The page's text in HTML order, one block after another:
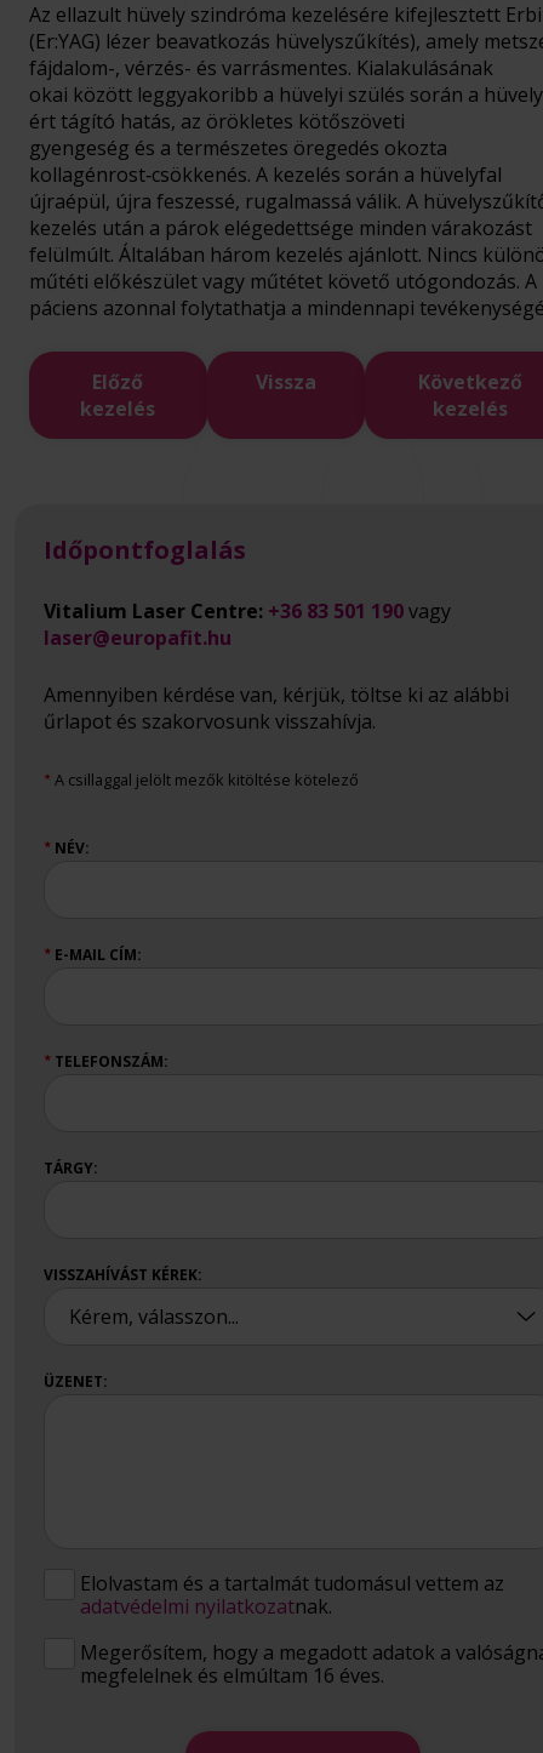
Az ellazult hüvely szindróma kezelésére kifejlesztett
(Er:YAG) lézer beavatkozás hüvelyszűkítés), amely
fájdalom-, vérzés- és varrásmentes. Kialakulásának
okai között leggyakoribb a hüvelyi szülés során a
ért tágító hatás, az örökletes kötőszöveti
gyengeség és a természetes öregedés okozta
kollagénrost‑csökkenés. A kezelés során a hüvelyfal
újraépül, újra feszessé, rugalmassá válik. A
kezelés után a párok elégedettsége minden várakozást
felülmúlt. Általában három kezelés ajánlott. Nincs
műtéti előkészület vagy műtétet követő utógondozás. A
páciens azonnal folytathatja a mindennapi
Előző
kezelés
Vissza
Következő
kezelés
Időpontfoglalás
Vitalium Laser Centre: +36 83 501 190vagy
laser@europafit.hu
Amennyiben kérdése van, kérjük, töltse ki az alábbi
űrlapot és szakorvosunk visszahívja.
★ A csillaggal jelölt mezők kitöltése kötelező
★ NÉV:
★ E-MAIL CÍM:
★ TELEFONSZÁM:
TÁRGY:
VISSZAHÍVÁST KÉREK:
ÜZENET:
Elolvastam és a tartalmát tudomásul vettem az
adatvédelmi nyilatkozatnak.
Megerősítem, hogy a megadott adatok a
megfelelnek és elmúltam 16 éves.